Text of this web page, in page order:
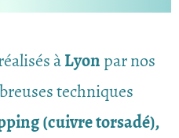
àLyonpar nos
techniques
(cuivre torsadé),